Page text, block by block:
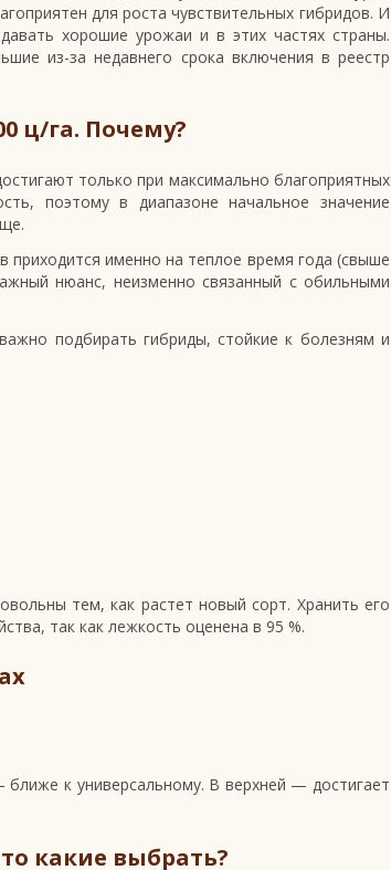
для роста чувствительных гибридов. И
хорошие урожаи и в этих частях страны.
из-за недавнего срока включения в реестр
ц/га. Почему?
только при максимально благоприятных
поэтому в диапазоне начальное значение
именно на теплое время года (свыше
нюанс, неизменно связанный с обильными
подбирать гибриды, стойкие к болезням и
тем, как растет новый сорт. Хранить его
так как лежкость оценена в 95 %.
к универсальному. В верхней — достигает
какие выбрать?